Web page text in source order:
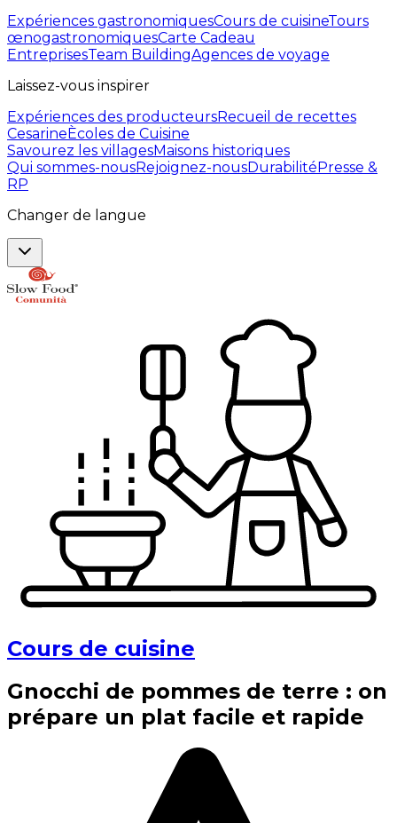
Expériences gastronomiquesCours de cuisineTours
œnogastronomiquesCarte Cadeau
EntreprisesTeam BuildingAgences de voyage
Laissez-vous inspirer
Expériences des producteursRecueil de recettes
CesarineÈcoles de Cuisine
Savourez les villagesMaisons historiques
Qui sommes-nousRejoignez-nousDurabilitéPresse &
RP
Changer de langue
Cours de cuisine
Gnocchi de pommes de terre : on
prépare un plat facile et rapide